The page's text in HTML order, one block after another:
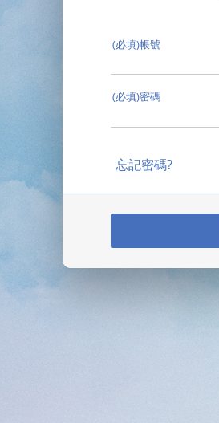
(必填)帳號
(必填)密碼
忘記密碼?